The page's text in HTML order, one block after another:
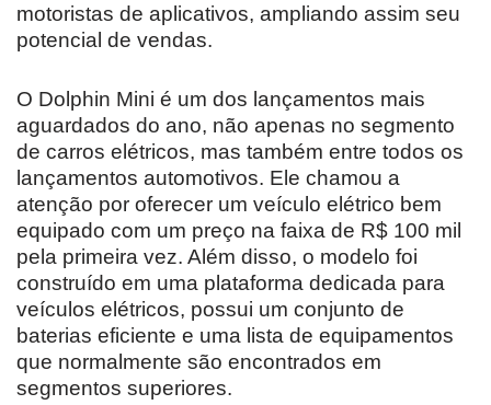
motoristas de aplicativos, ampliando assim seu
potencial de vendas.
O Dolphin Mini é um dos lançamentos mais
aguardados do ano, não apenas no segmento
de carros elétricos, mas também entre todos os
lançamentos automotivos. Ele chamou a
atenção por oferecer um veículo elétrico bem
equipado com um preço na faixa de R$ 100 mil
pela primeira vez. Além disso, o modelo foi
construído em uma plataforma dedicada para
veículos elétricos, possui um conjunto de
baterias eficiente e uma lista de equipamentos
que normalmente são encontrados em
segmentos superiores.